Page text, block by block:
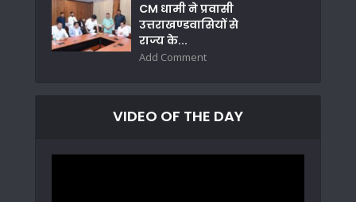
CM धामी ने प्रवासी
उत्तराखण्डवासियों से
राज्य के...
Add Comment
VIDEO OF THE DAY